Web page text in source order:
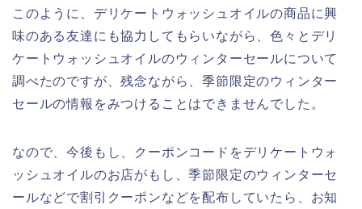
このように、デリケートウォッシュオイルの商品に興
味のある友達にも協力してもらいながら、色々とデリ
ケートウォッシュオイルのウィンターセールについて
調べたのですが、残念ながら、季節限定のウィンター
セールの情報をみつけることはできませんでした。
なので、今後もし、クーポンコードをデリケートウォ
ッシュオイルのお店がもし、季節限定のウィンターセ
ールなどで割引クーポンなどを配布していたら、お知